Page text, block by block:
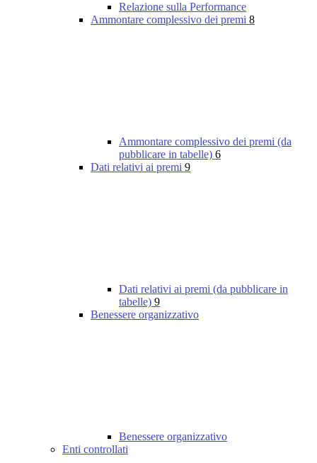
Relazione sulla Performance
Ammontare complessivo dei premi 8
Ammontare complessivo dei premi (da
pubblicare in tabelle) 6
Dati relativi ai premi 9
Dati relativi ai premi (da pubblicare in
tabelle) 9
Benessere organizzativo
Benessere organizzativo
Enti controllati